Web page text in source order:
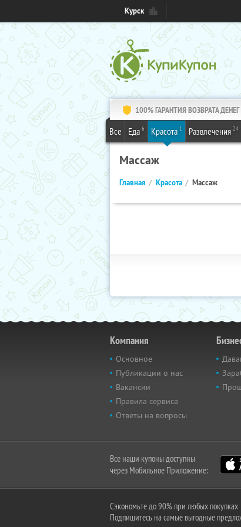
Курск
100% ГАРАНТИЯ ВОЗВРАТА ДЕНЕГ
Все Еда 6 Красота 1 Развлечения 24
Массаж
Главная Красота Массаж
Компания
Основное
Публикации о нас
Вакансии
Правила сервиса
Ответы на вопросы
Все наши купоны доступны
через Мобильное Приложение:
Сэкономьте до 90% при любых покупках
Подпишитесь на самые выгодные